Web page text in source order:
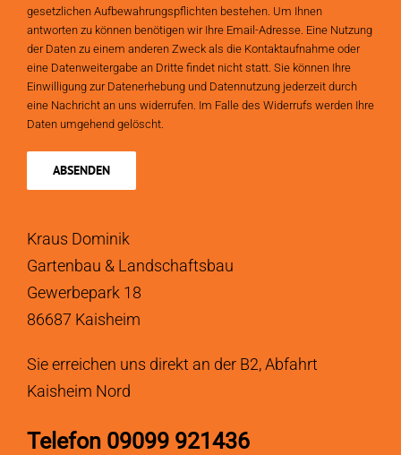
gesetzlichen Aufbewahrungspflichten bestehen. Um Ihnen
antworten zu können benötigen wir Ihre Email-Adresse. Eine Nutzung
der Daten zu einem anderen Zweck als die Kontaktaufnahme oder
eine Datenweitergabe an Dritte findet nicht statt. Sie können Ihre
Einwilligung zur Datenerhebung und Datennutzung jederzeit durch
eine Nachricht an uns widerrufen. Im Falle des Widerrufs werden Ihre
Daten umgehend gelöscht.
Kraus Dominik
Gartenbau & Landschaftsbau
Gewerbepark 18
86687 Kaisheim
Sie erreichen uns direkt an der B2, Abfahrt
Kaisheim Nord
Telefon 09099 921436